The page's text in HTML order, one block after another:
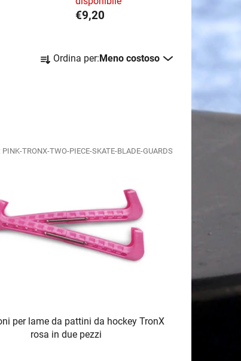
€9,20
r
e
d
e
o
Ordina per: Meno costoso
per lame da pattini da hockey TronX
rosa in due pezzi
PINK-TRONX-TWO-PIECE-SKATE-BLADE-GUARDS